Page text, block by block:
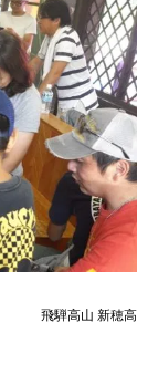
飛騨高山 新穂高